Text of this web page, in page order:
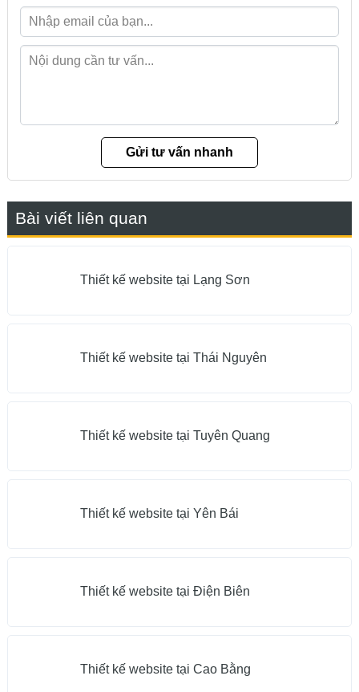
Bài viết liên quan
Thiết kế website tại Lạng Sơn
Thiết kế website tại Thái Nguyên
Thiết kế website tại Tuyên Quang
Thiết kế website tại Yên Bái
Thiết kế website tại Điện Biên
Thiết kế website tại Cao Bằng